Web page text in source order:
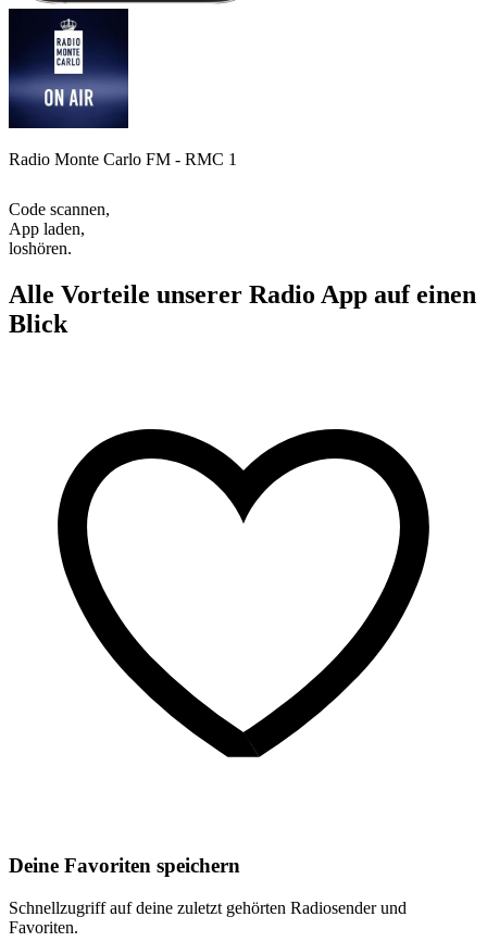
Radio Monte Carlo FM - RMC 1
Code scannen,
App laden,
loshören.
Alle Vorteile unserer Radio App auf einen
Blick
Deine Favoriten speichern
Schnellzugriff auf deine zuletzt gehörten Radiosender und
Favoriten.